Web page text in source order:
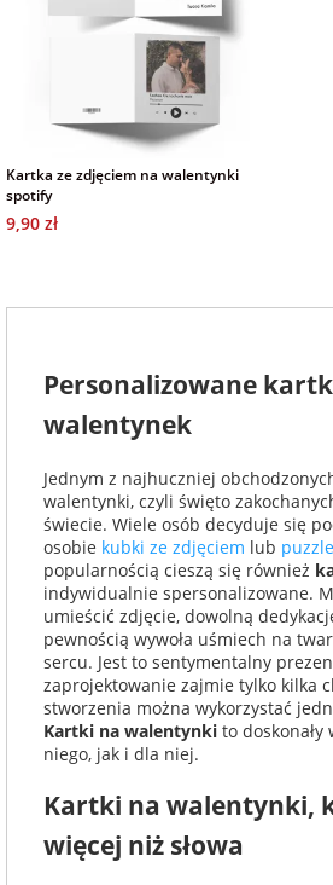
Kartka ze zdjęciem na walentynki
spotify
9,90 zł
Personalizowane
walentynek
Jednym z najhuczniej
walentynki, czyli święto
świecie. Wiele osób decyduje się
osobie kubki ze zdjęciem lub puzzle
popularnością cieszą się również
indywidualnie spersonalizowane.
umieścić zdjęcie, dowolną
pewnością wywoła uśmiech na
sercu. Jest to sentymentalny
zaprojektowanie zajmie tylko kilka
stworzenia można wykorzystać
Kartki na walentynki to
niego, jak i dla niej.
Kartki na walentynki,
więcej niż słowa